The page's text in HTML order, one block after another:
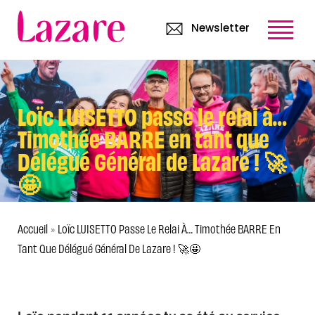
Newsletter
Loïc LUISETTO passe le relai à…
Timothée BARRE en tant que
Délégué Général de Lazare ! 🚀
🤩
Accueil » Loïc LUISETTO Passe Le Relai À… Timothée BARRE En
Tant Que Délégué Général De Lazare ! 🚀🤩